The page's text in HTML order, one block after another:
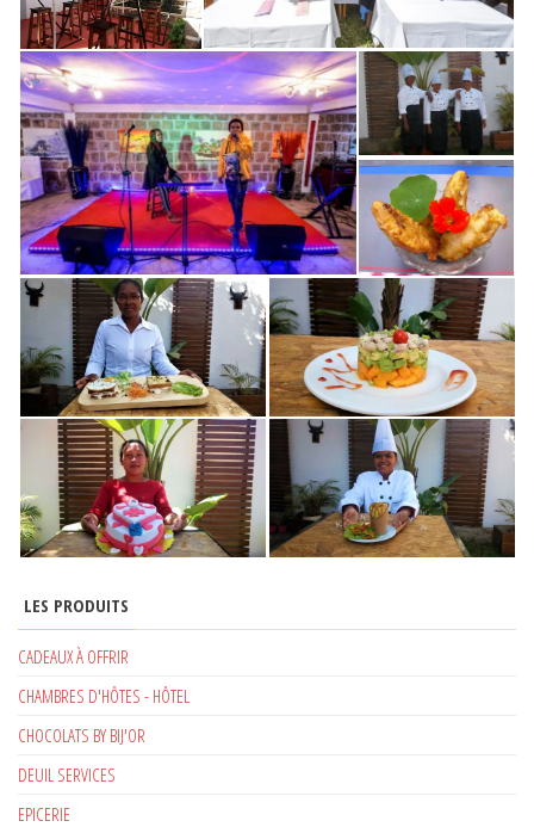
LES PRODUITS
CADEAUX À OFFRIR
CHAMBRES D'HÔTES - HÔTEL
CHOCOLATS BY BIJ'OR
DEUIL SERVICES
EPICERIE